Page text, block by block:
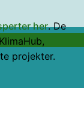
her. De
projekter.